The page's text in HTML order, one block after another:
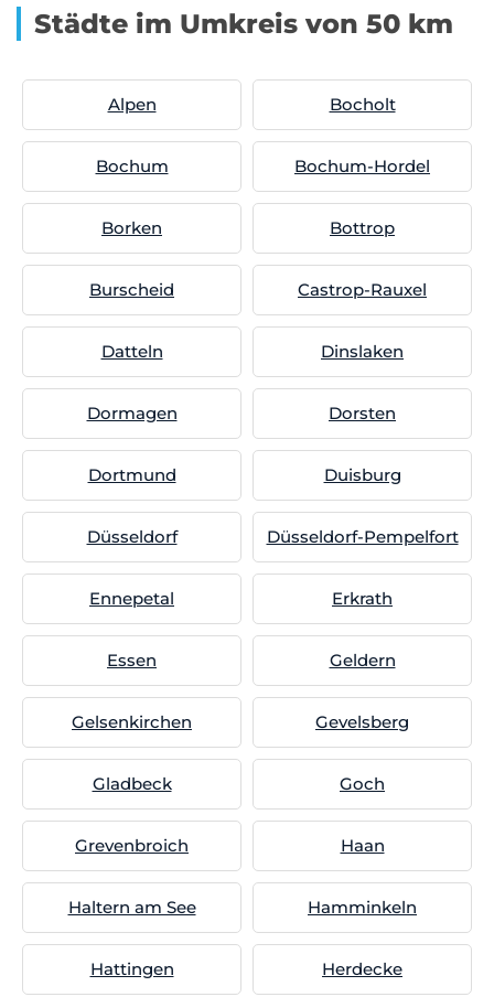
Städte im Umkreis von 50 km
Alpen Bocholt
Bochum Bochum-Hordel
Borken Bottrop
Burscheid Castrop-Rauxel
Datteln Dinslaken
Dormagen Dorsten
Dortmund Duisburg
Düsseldorf Düsseldorf-Pempelfort
Ennepetal Erkrath
Essen Geldern
Gelsenkirchen Gevelsberg
Gladbeck Goch
Grevenbroich Haan
Haltern am See Hamminkeln
Hattingen Herdecke